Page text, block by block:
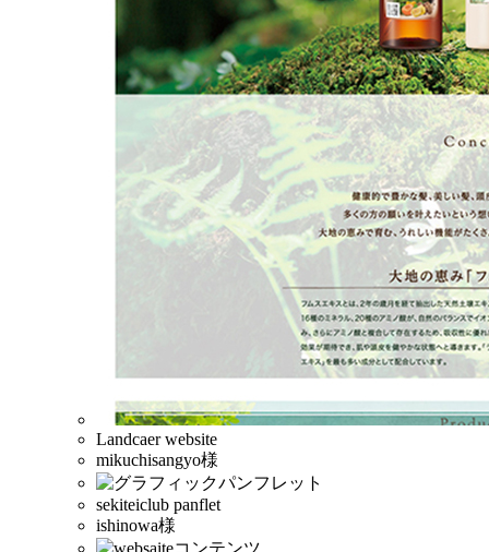
Landcaer website
mikuchisangyo様
sekiteiclub panflet
ishinowa様